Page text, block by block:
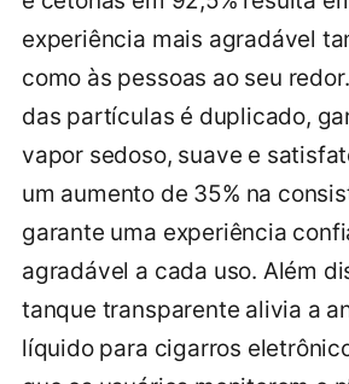
experiência mais agradável
como às pessoas ao seu
das partículas é duplicado,
vapor sedoso, suave e
um aumento de 35% na
garante uma experiência
agradável a cada uso. Além
tanque transparente alivia a
líquido para cigarros